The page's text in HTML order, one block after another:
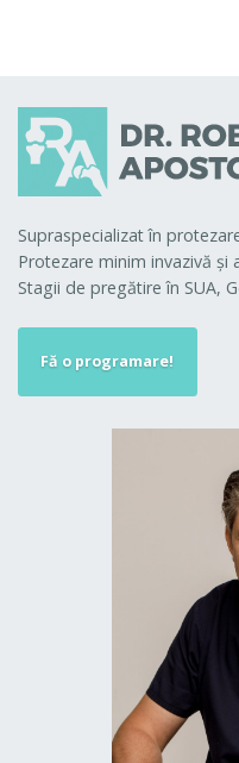
Supraspecializat în
Protezare minim invazivă şi
Stagii de pregătire în SUA,
Fă o programare!